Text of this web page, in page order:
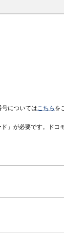
についてはこちら を
」が必要です。ドコ